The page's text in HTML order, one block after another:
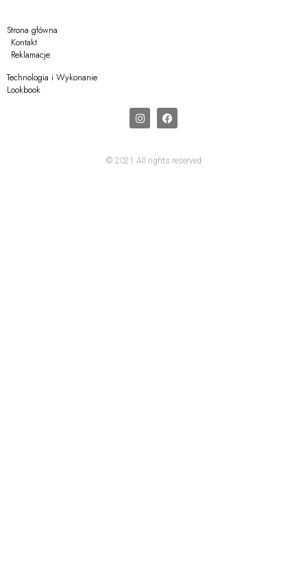
Strona główna
Kontakt
Reklamacje
Technologia i Wykonanie
Lookbook
© 2021 All rights reserved